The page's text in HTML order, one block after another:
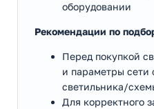
оборудовании
Рекомендации по
Перед покупкой
и параметры сети
светильника/
Для корректного